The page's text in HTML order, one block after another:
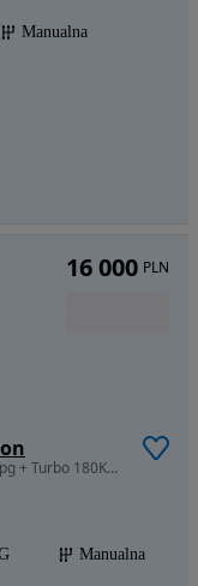
Manualna
1796 cm3 • 140 KM • Alfa Romeo 159 1.8 MPI lpg + Turbo 180KM 19" Audio UNIKAT
Manualna
16 000 PLN